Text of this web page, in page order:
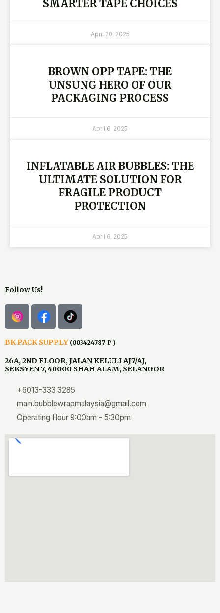
SMARTER TAPE CHOICES
April 20, 2025
BROWN OPP TAPE: THE
UNSUNG HERO OF OUR
PACKAGING PROCESS
April 6, 2025
INFLATABLE AIR BUBBLES: THE
ULTIMATE SOLUTION FOR
FRAGILE PRODUCT
PROTECTION
April 6, 2025
Follow Us!
BK PACK SUPPLY (003424787-P )
26A, 2ND FLOOR, JALAN KELULI AJ7/AJ,
SEKSYEN 7, 40000 SHAH ALAM, SELANGOR
+6013-333 3285
main.bubblewrapmalaysia@gmail.com
Operating Hour 9:00am - 5:30pm